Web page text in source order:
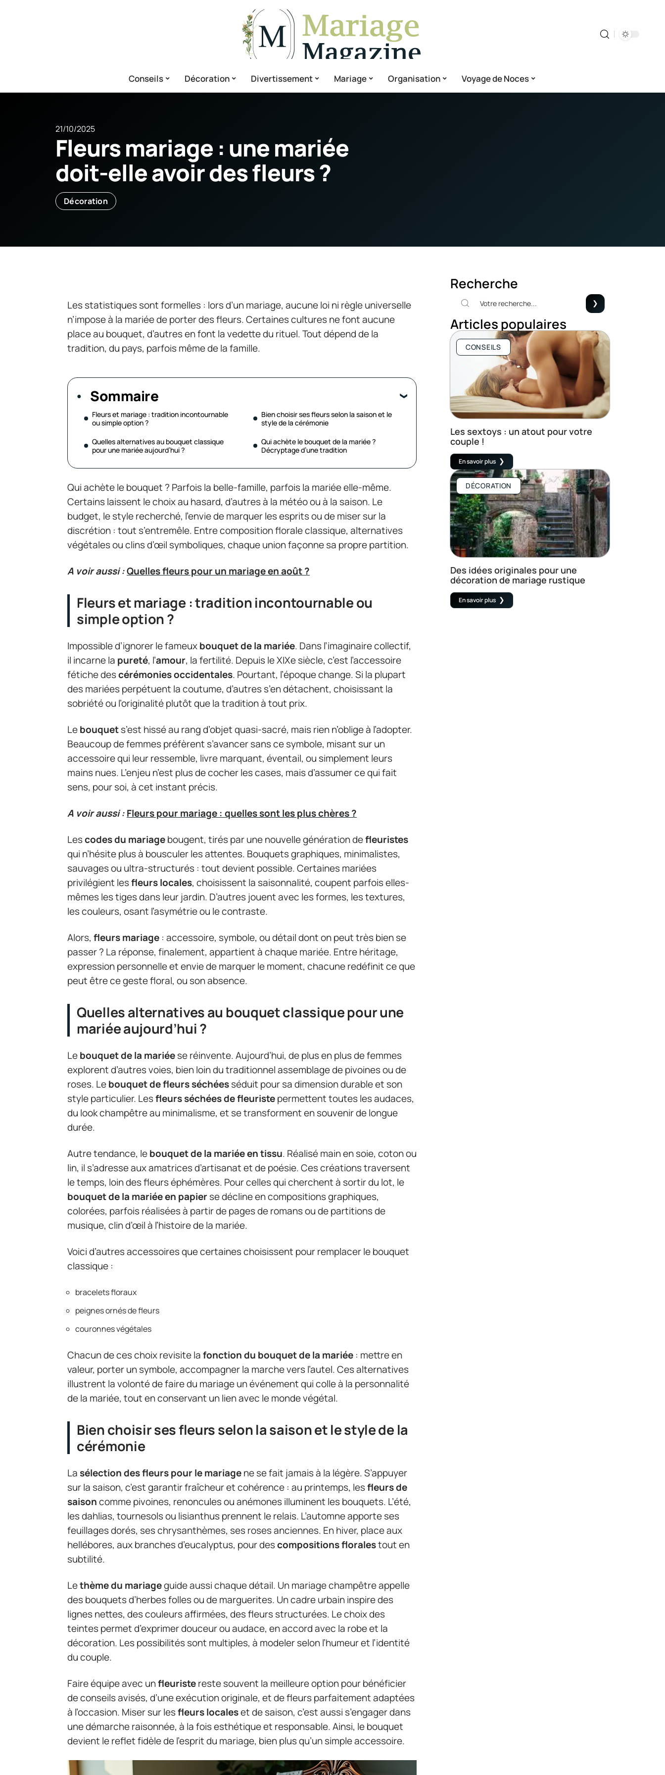
Conseils Décoration Divertissement Mariage Organisation Voyage de Noces
21/10/2025
Fleurs mariage : une mariée
doit-elle avoir des fleurs ?
Décoration
Les statistiques sont formelles : lors d’un mariage, aucune loi ni règle universelle
n’impose à la mariée de porter des fleurs. Certaines cultures ne font aucune
place au bouquet, d’autres en font la vedette du rituel. Tout dépend de la
tradition, du pays, parfois même de la famille.
Sommaire
Fleurs et mariage : tradition incontournable
ou simple option ?
Quelles alternatives au bouquet classique
pour une mariée aujourd’hui ?
Bien choisir ses fleurs selon la saison et le
style de la cérémonie
Qui achète le bouquet de la mariée ?
Décryptage d’une tradition
Qui achète le bouquet ? Parfois la belle-famille, parfois la mariée elle-même.
Certains laissent le choix au hasard, d’autres à la météo ou à la saison. Le
budget, le style recherché, l’envie de marquer les esprits ou de miser sur la
discrétion : tout s’entremêle. Entre composition florale classique, alternatives
végétales ou clins d’œil symboliques, chaque union façonne sa propre partition.
A voir aussi :Quelles fleurs pour un mariage en août ?
Fleurs et mariage : tradition incontournable ou
simple option ?
Impossible d’ignorer le fameuxbouquet de la mariée. Dans l’imaginaire collectif,
il incarne la pureté, l’amour, la fertilité. Depuis le XIXe siècle, c’est l’accessoire
fétiche descérémonies occidentales. Pourtant, l’époque change. Si la plupart
des mariées perpétuent la coutume, d’autres s’en détachent, choisissant la
sobriété ou l’originalité plutôt que la tradition à tout prix.
Lebouquets’est hissé au rang d’objet quasi-sacré, mais rien n’oblige à l’adopter.
Beaucoup de femmes préfèrent s’avancer sans ce symbole, misant sur un
accessoire qui leur ressemble, livre marquant, éventail, ou simplement leurs
mains nues. L’enjeu n’est plus de cocher les cases, mais d’assumer ce qui fait
sens, pour soi, à cet instant précis.
A voir aussi :Fleurs pour mariage : quelles sont les plus chères ?
Lescodes du mariagebougent, tirés par une nouvelle génération defleuristes
qui n’hésite plus à bousculer les attentes. Bouquets graphiques, minimalistes,
sauvages ou ultra-structurés : tout devient possible. Certaines mariées
privilégient lesfleurs locales, choisissent la saisonnalité, coupent parfois elles-
mêmes les tiges dans leur jardin. D’autres jouent avec les formes, les textures,
les couleurs, osant l’asymétrie ou le contraste.
Alors, fleurs mariage : accessoire, symbole, ou détail dont on peut très bien se
passer ? La réponse, finalement, appartient à chaque mariée. Entre héritage,
expression personnelle et envie de marquer le moment, chacune redéfinit ce que
peut être ce geste floral, ou son absence.
Quelles alternatives au bouquet classique pour une
mariée aujourd’hui ?
Lebouquet de la mariéese réinvente. Aujourd’hui, de plus en plus de femmes
explorent d’autres voies, bien loin du traditionnel assemblage de pivoines ou de
roses. Lebouquet de fleurs séchéesséduit pour sa dimension durable et son
style particulier. Lesfleurs séchées de fleuristepermettent toutes les audaces,
du look champêtre au minimalisme, et se transforment en souvenir de longue
durée.
Autre tendance, lebouquet de la mariée en tissu. Réalisé main en soie, coton ou
lin, il s’adresse aux amatrices d’artisanat et de poésie. Ces créations traversent
le temps, loin des fleurs éphémères. Pour celles qui cherchent à sortir du lot, le
bouquet de la mariée en papierse décline en compositions graphiques,
colorées, parfois réalisées à partir de pages de romans ou de partitions de
musique, clin d’œil à l’histoire de la mariée.
Voici d’autres accessoires que certaines choisissent pour remplacer le bouquet
classique :
bracelets floraux
peignes ornés de fleurs
couronnes végétales
Chacun de ces choix revisite lafonction du bouquet de la mariée : mettre en
valeur, porter un symbole, accompagner la marche vers l’autel. Ces alternatives
illustrent la volonté de faire du mariage un événement qui colle à la personnalité
de la mariée, tout en conservant un lien avec le monde végétal.
Bien choisir ses fleurs selon la saison et le style de la
cérémonie
La sélection des fleurs pour le mariagene se fait jamais à la légère. S’appuyer
sur la saison, c’est garantir fraîcheur et cohérence : au printemps, lesfleurs de
saisoncomme pivoines, renoncules ou anémones illuminent les bouquets. L’été,
les dahlias, tournesols ou lisianthus prennent le relais. L’automne apporte ses
feuillages dorés, ses chrysanthèmes, ses roses anciennes. En hiver, place aux
hellébores, aux branches d’eucalyptus, pour descompositions floralestout en
subtilité.
Lethème du mariageguide aussi chaque détail. Un mariage champêtre appelle
des bouquets d’herbes folles ou de marguerites. Un cadre urbain inspire des
lignes nettes, des couleurs affirmées, des fleurs structurées. Le choix des
teintes permet d’exprimer douceur ou audace, en accord avec la robe et la
décoration. Les possibilités sont multiples, à modeler selon l’humeur et l’identité
du couple.
Faire équipe avec unfleuristereste souvent la meilleure option pour bénéficier
de conseils avisés, d’une exécution originale, et de fleurs parfaitement adaptées
à l’occasion. Miser sur lesfleurs localeset de saison, c’est aussi s’engager dans
une démarche raisonnée, à la fois esthétique et responsable. Ainsi, le bouquet
devient le reflet fidèle de l’esprit du mariage, bien plus qu’un simple accessoire.
Recherche
Articles populaires
CONSEILS
Les sextoys : un atout pour votre
couple !
En savoir plus
DÉCORATION
Des idées originales pour une
décoration de mariage rustique
En savoir plus